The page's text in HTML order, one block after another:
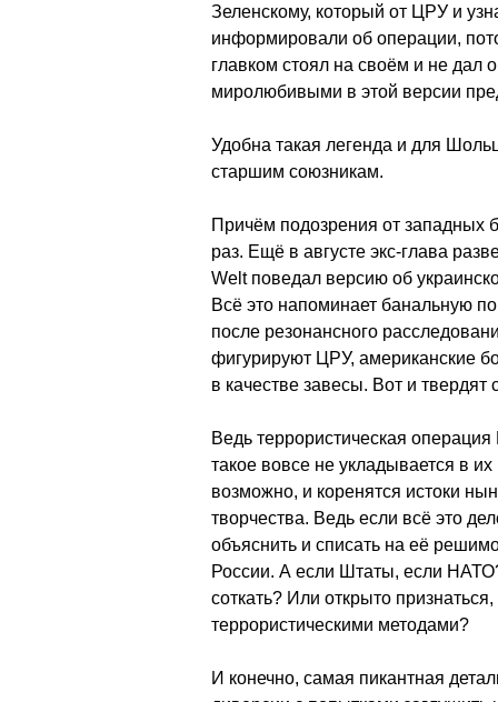
Зеленскому, который от ЦРУ и
информировали об операции,
главком стоял на своём и не дал
миролюбивыми в этой версии
Удобна такая легенда и для
старшим союзникам.
Причём подозрения от западных
раз. Ещё в августе экс-глава
Welt поведал версию об
Всё это напоминает банальную
после резонансного
фигурируют ЦРУ, американские
в качестве завесы. Вот и
Ведь террористическая
такое вовсе не укладывается в
возможно, и коренятся истоки
творчества. Ведь если всё это
объяснить и списать на её
России. А если Штаты, если
соткать? Или открыто
террористическими методами?
И конечно, самая пикантная